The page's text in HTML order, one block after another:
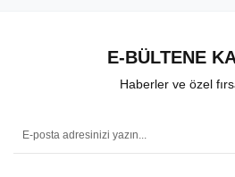
E-BÜLTENE
Haberler ve özel